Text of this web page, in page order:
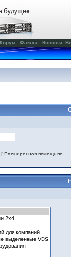
Файлы Новости
[ Расширенная помощь по